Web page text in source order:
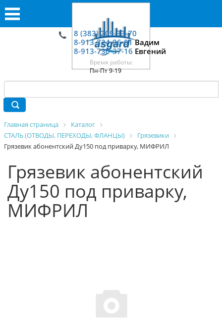
8 (383) 209-33-70
8-913-724-06-01Вадим
8-913-730-37-16 Евгений
Время работы:
Пн-Пт 9-19
Главная страница
Каталог
СТАЛЬ (ОТВОДЫ, ПЕРЕХОДЫ, ФЛАНЦЫ)
Грязевики
Грязевик абонентский Ду150 под приварку, МИФРИЛ
Грязевик абонентский
Ду150 под приварку,
МИФРИЛ